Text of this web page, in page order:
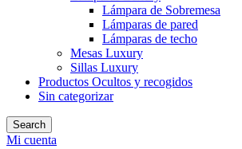
Lámpara de Sobremesa
Lámparas de pared
Lámparas de techo
Mesas Luxury
Sillas Luxury
Productos Ocultos y recogidos
Sin categorizar
Search
Mi cuenta